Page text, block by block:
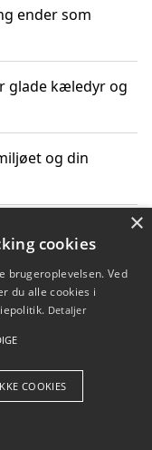
ender som
glade kæledyr og
og din
med at reducere
casino: Din
Aps
×
cookies
brugeroplevelsen. Ved
du alle cookies i
Detaljer
COOKIES